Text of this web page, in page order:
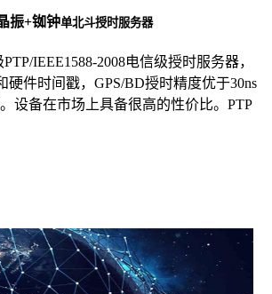
振+铷钟单北斗授时服务器
IEEE1588-2008电信级授时服务器，
硬件时间戳，GPS/BD授时精度优于30ns
设备在市场上具备很高的性价比。PTP